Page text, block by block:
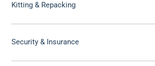
Kitting & Repacking
Security & Insurance